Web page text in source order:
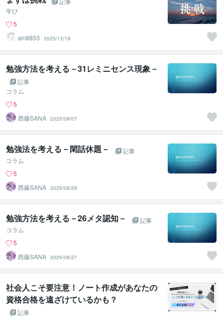
学び
5
sin8853
2025/12/18
勉強方法を考える－31レミニセンス現象－
記事
コラム
5
西藤SANA 2025/09/07
勉強法を考える－閑話休題－
記事
コラム
5
西藤SANA 2025/08/29
勉強方法を考える－26メタ認知－
記事
コラム
5
西藤SANA 2025/08/27
社会人こそ要注意！ノート作成があなたの
資格合格を遠ざけているかも？
記事